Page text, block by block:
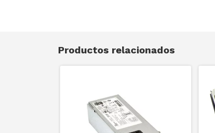
Productos relacionados